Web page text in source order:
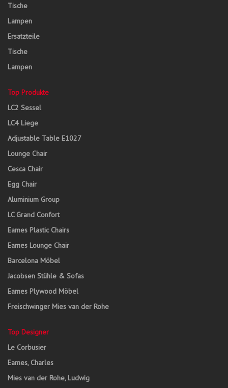
Tische
Lampen
Ersatzteile
Tische
Lampen
Top Produkte
LC2 Sessel
LC4 Liege
Adjustable Table E1027
Lounge Chair
Cesca Chair
Egg Chair
Aluminium Group
LC Grand Confort
Eames Plastic Chairs
Eames Lounge Chair
Barcelona Möbel
Jacobsen Stühle & Sofas
Eames Plywood Möbel
Freischwinger Mies van der Rohe
Top Designer
Le Corbusier
Eames, Charles
Mies van der Rohe, Ludwig